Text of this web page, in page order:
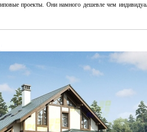
проекты. Они намного дешевле чем